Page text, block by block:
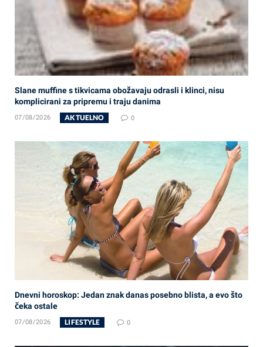
Slane muffine s tikvicama obožavaju odrasli i klinci, nisu
komplicirani za pripremu i traju danima
07/08/2026 AKTUELNO 0
Dnevni horoskop: Jedan znak danas posebno blista, a evo što
čeka ostale
07/08/2026 LIFESTYLE 0